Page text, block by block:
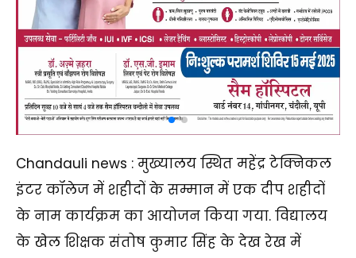
Chandauli news : मुख्यालय स्थित महेंद्र टेक्निकल
इंटर कॉलेज में शहीदों के सम्मान में एक दीप शहीदों
के नाम कार्यक्रम का आयोजन किया गया. विद्यालय
के खेल शिक्षक संतोष कुमार सिंह के देख रेख में